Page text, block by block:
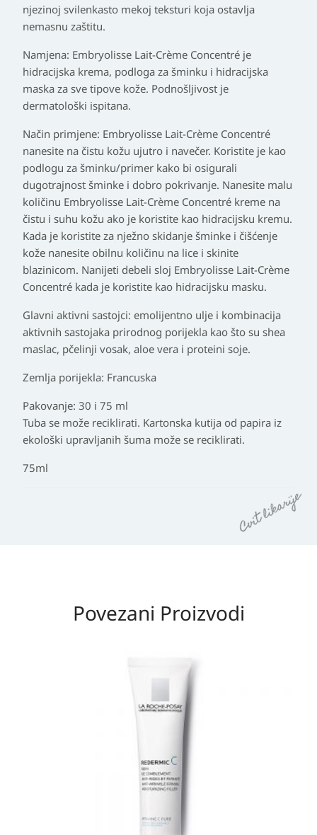
njezinoj svilenkasto mekoj teksturi koja ostavlja
nemasnu zaštitu.
Namjena: Embryolisse Lait-Crème Concentré je
hidracijska krema, podloga za šminku i hidracijska
maska za sve tipove kože. Podnošljivost je
dermatološki ispitana.
Način primjene: Embryolisse Lait-Crème Concentré
nanesite na čistu kožu ujutro i navečer. Koristite je kao
podlogu za šminku/primer kako bi osigurali
dugotrajnost šminke i dobro pokrivanje. Nanesite malu
količinu Embryolisse Lait-Crème Concentré kreme na
čistu i suhu kožu ako je koristite kao hidracijsku kremu.
Kada je koristite za nježno skidanje šminke i čišćenje
kože nanesite obilnu količinu na lice i skinite
blazinicom. Nanijeti debeli sloj Embryolisse Lait-Crème
Concentré kada je koristite kao hidracijsku masku.
Glavni aktivni sastojci: emolijentno ulje i kombinacija
aktivnih sastojaka prirodnog porijekla kao što su shea
maslac, pčelinji vosak, aloe vera i proteini soje.
Zemlja porijekla: Francuska
Pakovanje: 30 i 75 ml
Tuba se može reciklirati. Kartonska kutija od papira iz
ekološki upravljanih šuma može se reciklirati.
75ml
Povezani Proizvodi